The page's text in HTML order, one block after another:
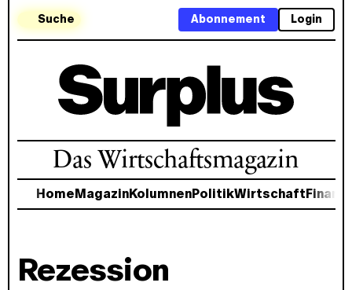
Suche Login
Abonnement
Das Wirtschaftsmagazin
Home MagazinKolumnenPolitikWirtschaft
Rezession